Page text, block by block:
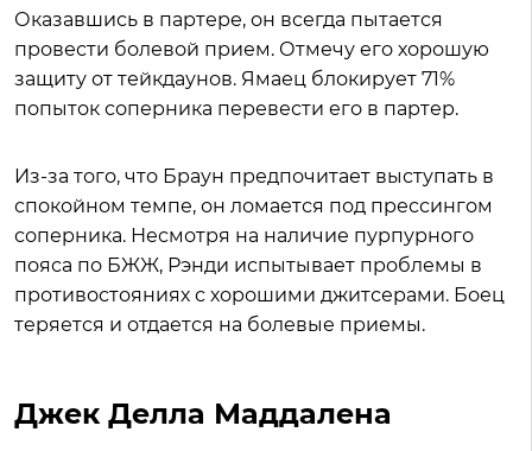
Оказавшись в партере, он всегда пытается
провести болевой прием. Отмечу его хорошую
защиту от тейкдаунов. Ямаец блокирует 71%
попыток соперника перевести его в партер.
Из-за того, что Браун предпочитает выступать в
спокойном темпе, он ломается под прессингом
соперника. Несмотря на наличие пурпурного
пояса по БЖЖ, Рэнди испытывает проблемы в
противостояниях с хорошими джитсерами. Боец
теряется и отдается на болевые приемы.
Джек Делла Маддалена